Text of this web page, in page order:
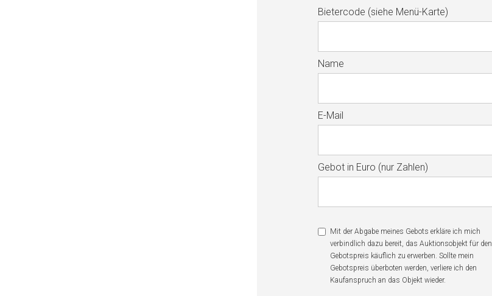
Bietercode (siehe Menü-Karte)
Name
E-Mail
Gebot in Euro (nur Zahlen)
Mit der Abgabe meines Gebots erkläre ich mich
verbindlich dazu bereit, das Auktionsobjekt für den
Gebotspreis käuflich zu erwerben. Sollte mein
Gebotspreis überboten werden, verliere ich den
Kaufanspruch an das Objekt wieder.